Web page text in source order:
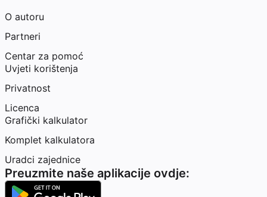
O autoru
Partneri
Centar za pomoć
Uvjeti korištenja
Privatnost
Licenca
Grafički kalkulator
Komplet kalkulatora
Uradci zajednice
Preuzmite naše aplikacije ovdje: